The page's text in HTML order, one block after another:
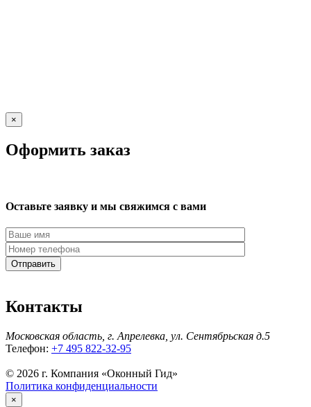
×
Оформить заказ
Оставьте заявку и мы свяжимся с вами
Контакты
Московская область, г. Апрелевка, ул. Сентябрьская д.5
Телефон: +7 495 822-32-95
© 2026 г. Компания «Оконный Гид»
Политика конфиденциальности
×